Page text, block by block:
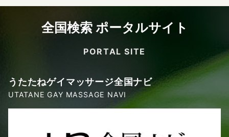
全国検索 ポータルサイト
PORTAL SITE
うたたねゲイマッサージ全国ナビ
UTATANE GAY MASSAGE NAVI